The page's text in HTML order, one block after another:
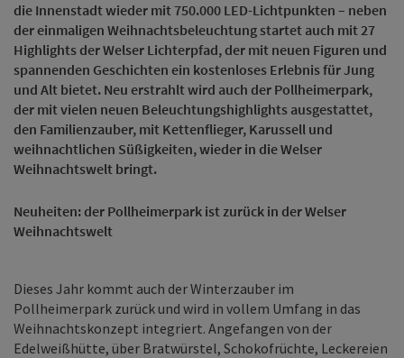
die Innenstadt wieder mit 750.000 LED-Lichtpunkten – neben
der einmaligen Weihnachtsbeleuchtung startet auch mit 27
Highlights der Welser Lichterpfad, der mit neuen Figuren und
spannenden Geschichten ein kostenloses Erlebnis für Jung
und Alt bietet. Neu erstrahlt wird auch der Pollheimerpark,
der mit vielen neuen Beleuchtungshighlights ausgestattet,
den Familienzauber, mit Kettenflieger, Karussell und
weihnachtlichen Süßigkeiten, wieder in die Welser
Weihnachtswelt bringt.
Neuheiten: der Pollheimerpark ist zurück in der Welser
Weihnachtswelt
Dieses Jahr kommt auch der Winterzauber im
Pollheimerpark zurück und wird in vollem Umfang in das
Weihnachtskonzept integriert. Angefangen von der
Edelweißhütte, über Bratwürstel, Schokofrüchte, Leckereien